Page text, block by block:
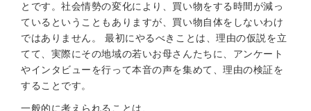
とです。社会情勢の変化により、買い物をする時間が減っ
ているということもありますが、買い物自体をしないわけ
ではありません。 最初にやるべきことは、理由の仮説を立
てて、実際にその地域の若いお母さんたちに、アンケート
やインタビューを行って本音の声を集めて、理由の検証を
することです。
一般的に考えられることは、